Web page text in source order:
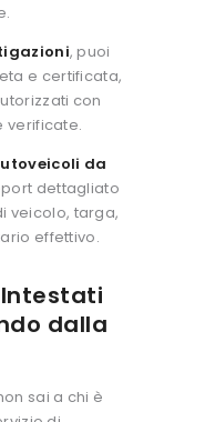
, puoi
e certificata,
con
verificate.
da
dettagliato
veicolo, targa,
effettivo.
dalla
sai a chi è